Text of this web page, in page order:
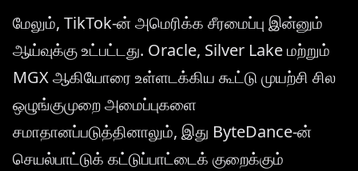
மேலும், TikTok-ன் அமெரிக்க சீரமைப்பு இன்னும்
ஆய்வுக்கு உட்பட்டது. Oracle, Silver Lake மற்றும்
MGX ஆகியோரை உள்ளடக்கிய கூட்டு முயற்சி சில
ஒழுங்குமுறை அமைப்புகளை
சமாதானப்படுத்தினாலும், இது ByteDance-ன்
செயல்பாட்டுக் கட்டுப்பாட்டைக் குறைக்கும்